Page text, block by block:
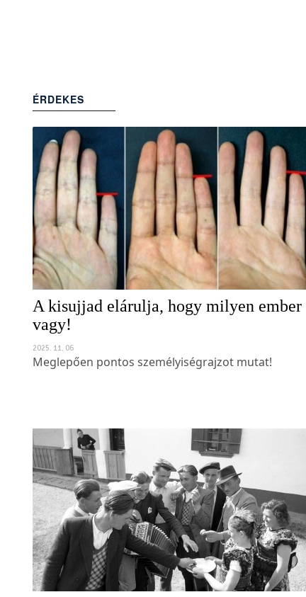
ÉRDEKES
A kisujjad elárulja, hogy milyen ember
vagy!
2025. 11. 06
Meglepően pontos személyiségrajzot mutat!